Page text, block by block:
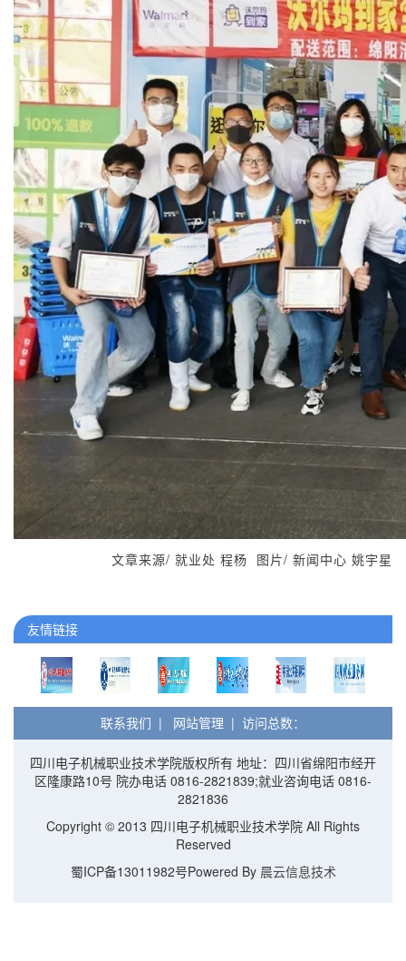
文章来源/ 就业处 程杨 图片/ 新闻中心 姚宇星
友情链接
联系我们 | 网站管理 | 访问总数：
四川电子机械职业技术学院版权所有 地址：四川省绵阳市经开
区隆康路10号 院办电话 0816-2821839;就业咨询电话 0816-
2821836
Copyright © 2013 四川电子机械职业技术学院 All Rights
Reserved
蜀ICP备13011982号Powered By 晨云信息技术